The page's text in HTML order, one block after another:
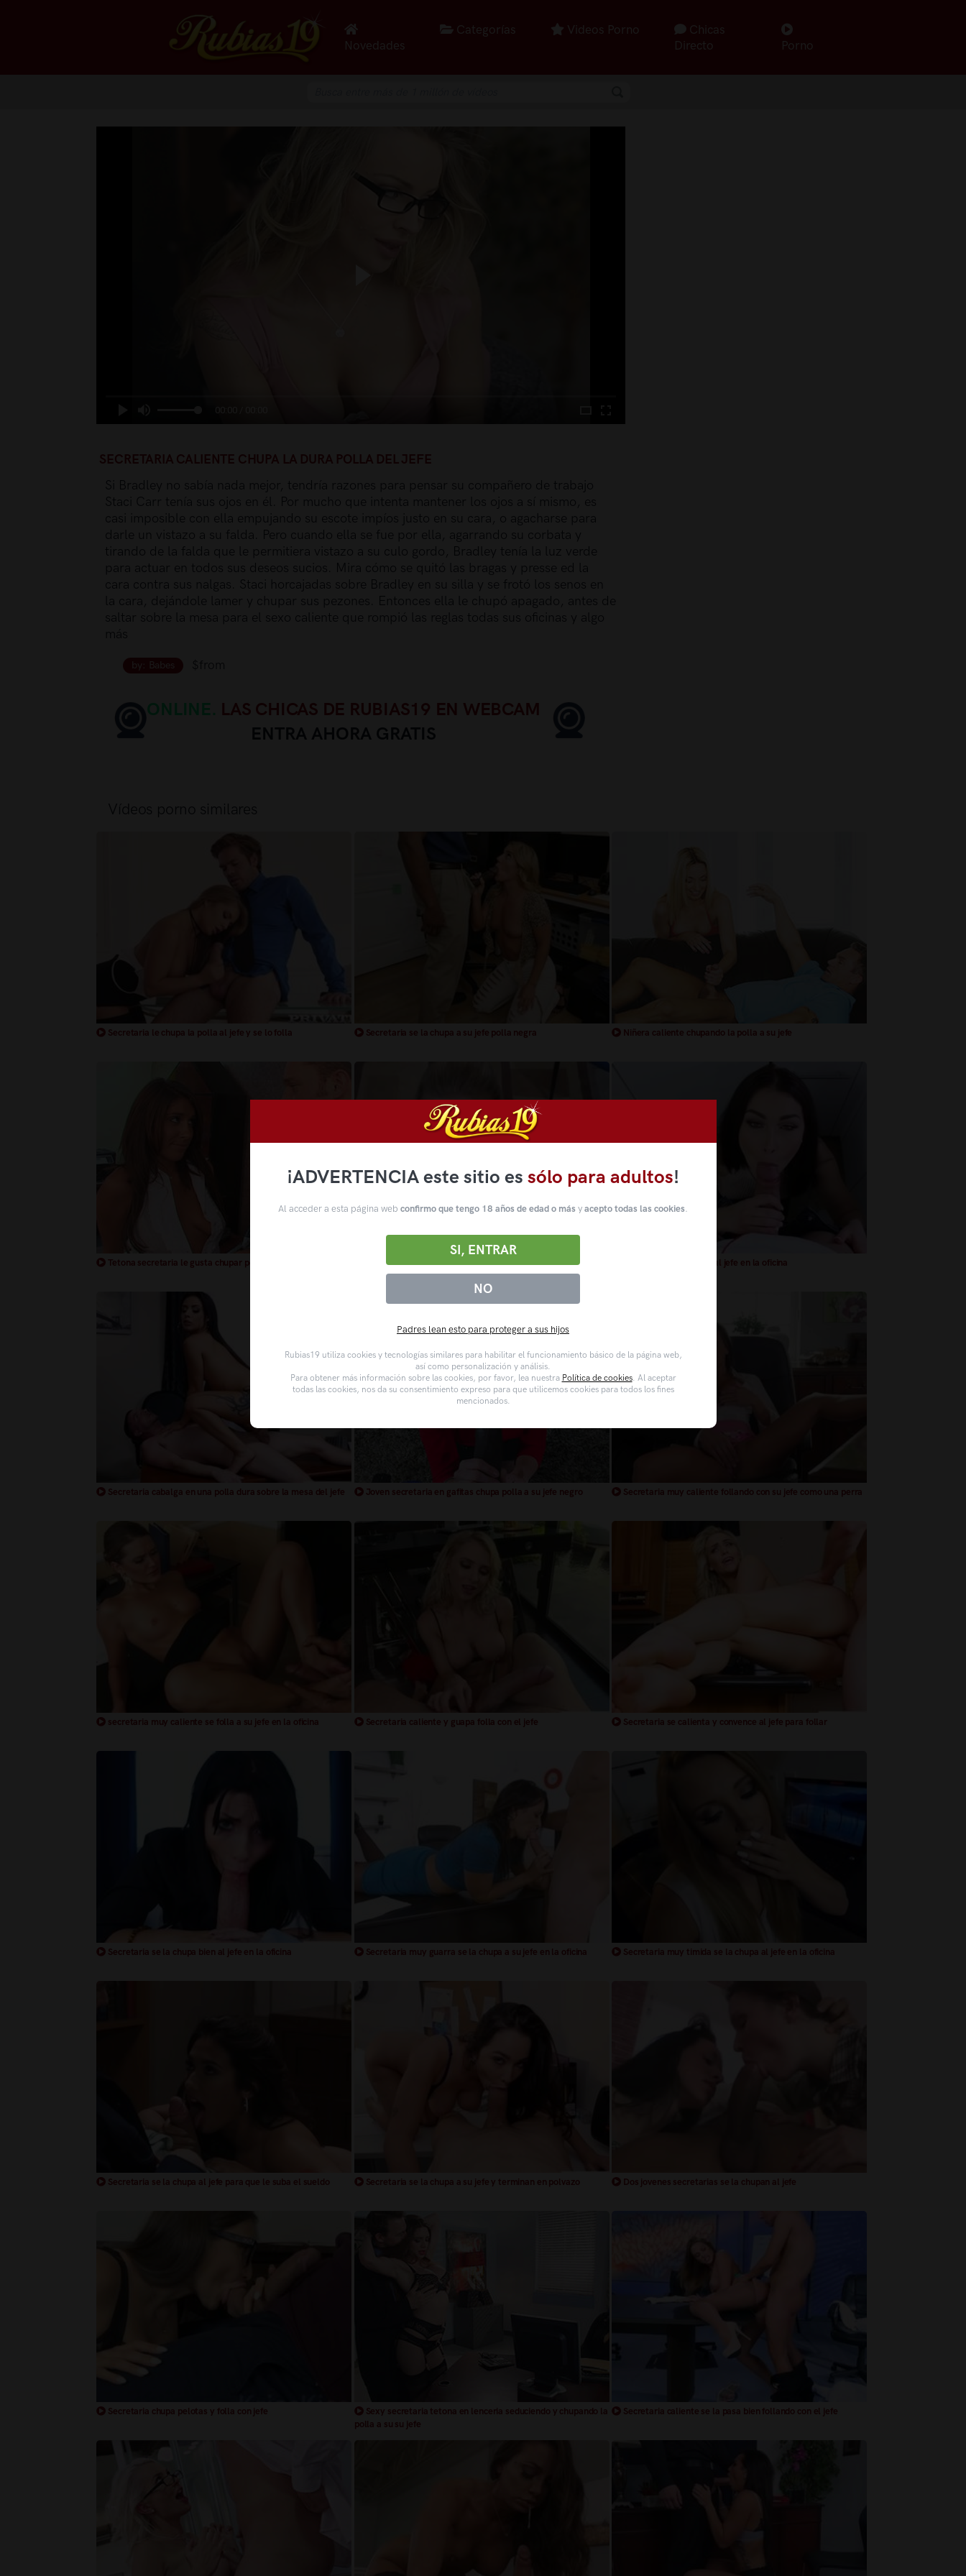
Novedades
Categorías Videos Porno
Chicas
Directo
Porno
SECRETARIA CALIENTE CHUPA LA DURA POLLA DEL JEFE
by: Babes
ONLINE. LAS CHICAS DE RUBIAS19 EN WEBCAM
Secretaria le chupa la polla al jefe y se lo folla Secretaria se la chupa a su jefe polla negra Niñera caliente chupando la polla a su jefe
Tetona secretaria le gusta chupar polla a su jefe Secretaria muy guarra le encanta chupar la polla a su jefe Secretaria se la chupa al jefe en la oficina
Secretaria cabalga en una polla dura sobre la mesa del jefe Joven secretaria en gafitas chupa polla a su jefe negro Secretaria muy caliente follando con su jefe como una perra
secretaria muy caliente se folla a su jefe en la oficina Secretaria caliente y guapa folla con el jefe Secretaria se calienta y convence al jefe para follar
Secretaria se la chupa bien al jefe en la oficina Secretaria muy guarra se la chupa a su jefe en la oficina Secretaria muy timida se la chupa al jefe en la oficina
Secretaria se la chupa al jefe para que le suba el sueldo Secretaria se la chupa a su jefe y terminan en polvazo Dos jovenes secretarias se la chupan al jefe
Secretaria chupa pelotas y folla con jefe
Sexy secretaria tetona en lenceria seduciendo y chupando la
polla a su su jefe
Secretaria caliente se la pasa bien follando con el jefe
¡ADVERTENCIA este sitio es sólo para adultos!
Al acceder a esta página web confirmo que tengo 18 años de edad o más y acepto todas las cookies.
NO
SI, ENTRAR
Padres lean esto para proteger a sus hijos
Rubias19 utiliza cookies y tecnologías similares para habilitar el funcionamiento básico de la página web,
así como personalización y análisis.
Para obtener más información sobre las cookies, por favor, lea nuestra Política de cookies. Al aceptar
todas las cookies, nos da su consentimiento expreso para que utilicemos cookies para todos los fines
mencionados.